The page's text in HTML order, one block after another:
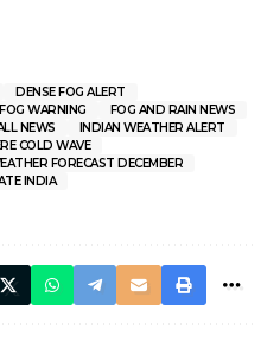
DENSE FOG ALERT
WARNING
FOG AND RAIN NEWS
NEWS
INDIAN WEATHER ALERT
COLD WAVE
FORECAST DECEMBER
INDIA